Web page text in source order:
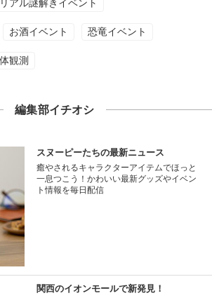
リアル謎解きイベント
お酒イベント 恐竜イベント
観測
編集部イチオシ
スヌーピーたちの最新ニュース
癒やされるキャラクターアイテムでほっと
一息つこう！かわいい最新グッズやイベン
ト情報を毎日配信
関西のイオンモールで新発見！